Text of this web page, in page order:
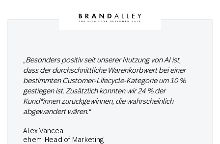
„Besonders positiv seit unserer Nutzung von AI ist,
dass der durchschnittliche Warenkorbwert bei einer
bestimmten Customer-Lifecycle-Kategorie um 10 %
gestiegen ist. Zusätzlich konnten wir 24 % der
Kund*innen zurückgewinnen, die wahrscheinlich
abgewandert wären.“
Alex Vancea
ehem. Head of Marketing